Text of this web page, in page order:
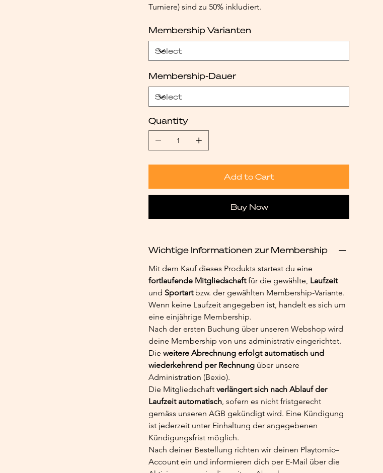
Turniere) sind zu 50% inkludiert.
Membership Varianten
Membership-Dauer
Quantity
Add to Cart
Buy Now
Wichtige Informationen zur Membership
Mit dem Kauf dieses Produkts startest du eine
fortlaufende Mitgliedschaft für die gewählte, Laufzeit
und Sportart bzw. der gewählten Membership-Variante.
Wenn keine Laufzeit angegeben ist, handelt es sich um
eine einjährige Membership.
Nach der ersten Buchung über unseren Webshop wird
deine Membership von uns administrativ eingerichtet.
Die weitere Abrechnung erfolgt automatisch und
wiederkehrend per Rechnung über unsere
Administration (Bexio).
Die Mitgliedschaft verlängert sich nach Ablauf der
Laufzeit automatisch, sofern es nicht fristgerecht
gemäss unseren AGB gekündigt wird. Eine Kündigung
ist jederzeit unter Einhaltung der angegebenen
Kündigungsfrist möglich.
Nach deiner Bestellung richten wir deinen Playtomic–
Account ein und informieren dich per E-Mail über die